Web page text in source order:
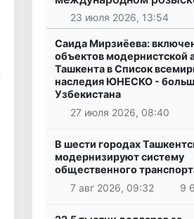
23 июля 2026, 13:54
Саида Мирзиёева:
объектов модернистской
Ташкента в Список
наследия ЮНЕСКО -
Узбекистана
27 июля 2026, 08:40
В шести городах
модернизируют систему
общественного
7 авг 2026, 09:32
9